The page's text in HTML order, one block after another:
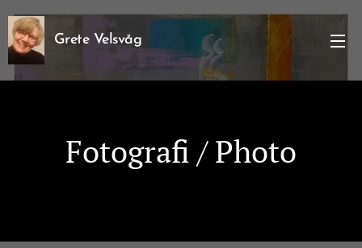
Grete Velsvåg
Fotografi / Photo